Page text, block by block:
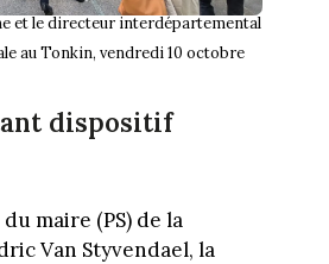
et le directeur interdépartemental
au Tonkin, vendredi 10 octobre
dispositif
maire (PS) de la
Van Styvendael, la